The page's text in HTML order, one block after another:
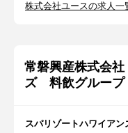
株式会社ユースの求人一
常磐興産株式会
ズ 料飲グループ
スパリゾートハワイアン